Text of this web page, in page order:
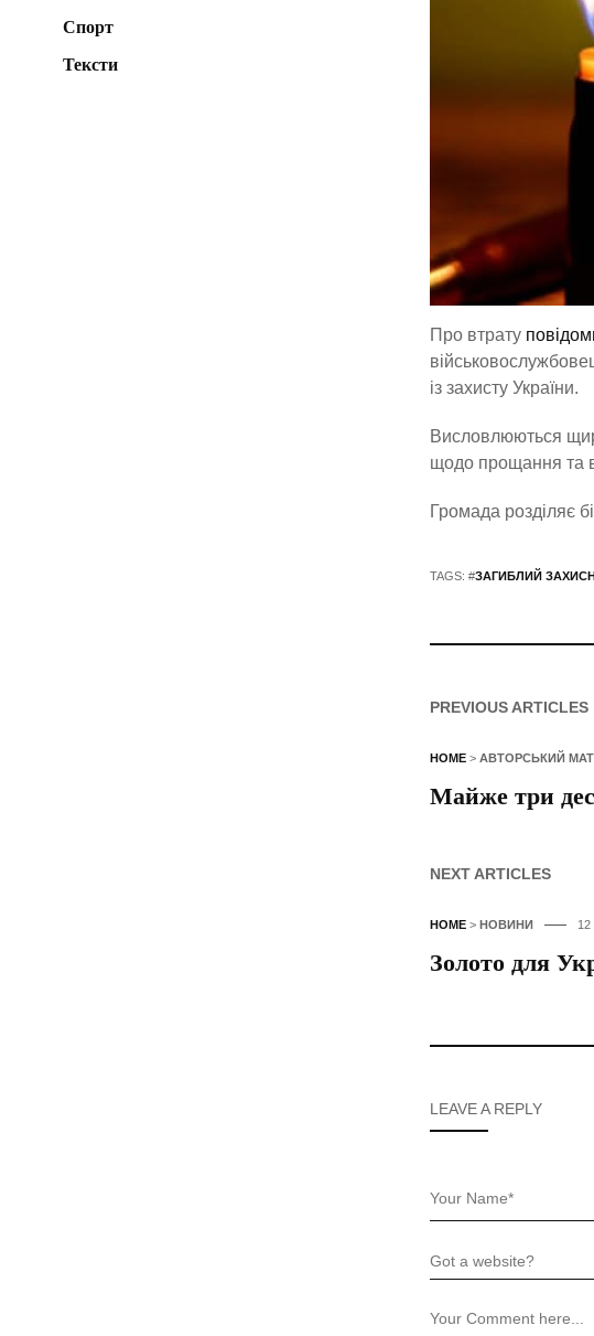
Про втрату
із захисту України.
Висловлюються
щодо прощання та
Громада розділяє
TAGS: #ЗАГИБЛИЙ
PREVIOUS ARTICLES
HOME> АВТОРСЬКИЙ
Майже три
NEXT ARTICLES
HOME> НОВИНИ
Золото для
LEAVE A REPLY
Спорт
Тексти